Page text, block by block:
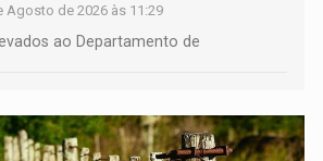
Agosto de 2026 às 11:29
ao Departamento de